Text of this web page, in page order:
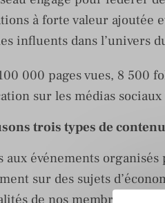
à forte valeur ajoutée
influents dans l’univers
000 pages vues, 8 500
sur les médias sociaux
trois types de
aux événements organisés
sur des sujets
de nos membres car